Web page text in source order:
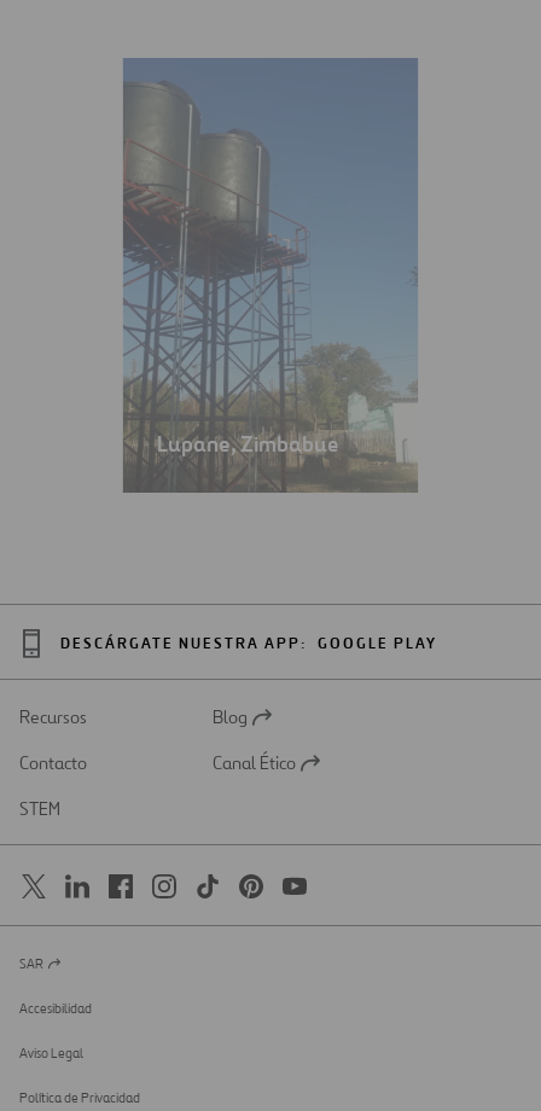
Lupane, Zimbabue
DESCÁRGATE NUESTRA APP: GOOGLE PLAY
Recursos
Abrir
una
Blog
Contacto
Abrir
Canal Ético
STEM
Abrir
una
nueva
SAR
Accesibilidad
Aviso Legal
Política de Privacidad